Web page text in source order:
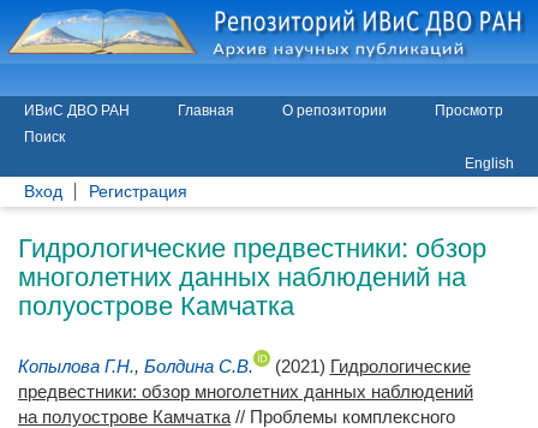
ИВиС ДВО РАН Главная О репозитории
Просмотр
Поиск
English
Вход Регистрация
Гидрологические предвестники: обзор
многолетних данных наблюдений на
полуострове Камчатка
Копылова Г.Н., Болдина С.В. (2021) Гидрологические
предвестники: обзор многолетних данных наблюдений
на полуострове Камчатка // Проблемы комплексного